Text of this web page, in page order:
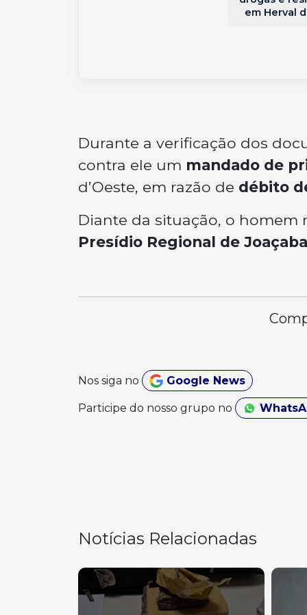
em Herval
Durante a verificação dos
contra ele um mandado de
d’Oeste, em razão de débito
Diante da situação, o homem
Presídio Regional de Joaçaba
Nos siga no Google News
Participe do nosso grupo no
Notícias Relacionadas